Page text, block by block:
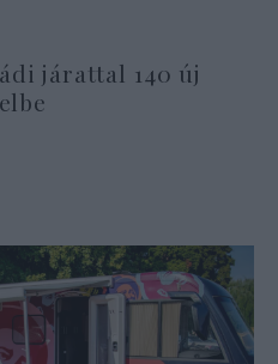
járattal 140 új